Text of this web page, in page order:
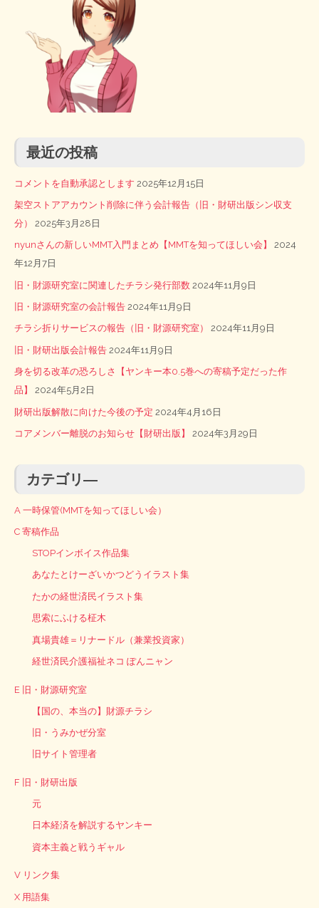
最近の投稿
コメントを自動承認とします 2025年12月15日
架空ストアアカウント削除に伴う会計報告（旧・財研出版シン収支
分）
2025年3月28日
nyunさんの新しいMMT入門まとめ【MMTを知ってほしい会】
2024
年12月7日
旧・財源研究室に関連したチラシ発行部数 2024年11月9日
旧・財源研究室の会計報告 2024年11月9日
チラシ折りサービスの報告（旧・財源研究室） 2024年11月9日
旧・財研出版会計報告 2024年11月9日
身を切る改革の恐ろしさ【ヤンキー本0.5巻への寄稿予定だった作
品】
2024年5月2日
財研出版解散に向けた今後の予定 2024年4月16日
コアメンバー離脱のお知らせ【財研出版】 2024年3月29日
カテゴリ―
A 一時保管(MMTを知ってほしい会）
C 寄稿作品
STOPインボイス作品集
あなたとけーざいかつどうイラスト集
たかの経世済民イラスト集
思索にふける柾木
真場貴雄＝リナードル（兼業投資家）
経世済民介護福祉ネコ ぽんニャン
E 旧・財源研究室
【国の、本当の】財源チラシ
旧・うみかぜ分室
旧サイト管理者
F 旧・財研出版
元
日本経済を解説するヤンキー
資本主義と戦うギャル
V リンク集
X 用語集